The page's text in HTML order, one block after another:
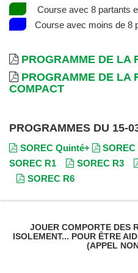
Course avec 8 partants
Course avec moins de 8
PROGRAMME DE LA
PROGRAMME DE LA
COMPACT
PROGRAMMES DU 15-
SOREC Quinté+ SOREC
SOREC R1
SOREC R3
SOREC R6
JOUER COMPORTE DES
ISOLEMENT... POUR ÊTRE
(APPEL